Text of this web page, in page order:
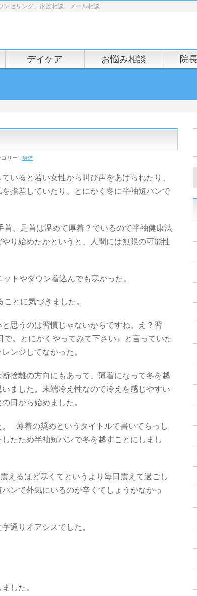
セリング、家族相談、メール相談
デイケア お悩み相談 院
ゴリー : 身体
いると若い女性から叫び声をあげられたり、
指差していたり、とにかく冬に半袖短パンで
、足首は温めて厚着？でいるので半袖健康法
り始めたかというと、人間には無限の可能性
トやダウン着込んでも寒かった。
とに気づきました。
思うのは習慣じゃないからですね。え？習
。とにかくやってみて下さい』と言っていた
レンジしてなかった。
捨離の方向にもあって、薄着になって冬を越
ました。末端冷え性なので冷えを感じやすい
日から始めました。
薄着の奨めというタイトルで書いてらっし
たため半袖短パンで冬を越すことにしまし
えるほど寒くてというより毎日震えて過ごし
ンで外気にいるのが辛くてしょうがなかっ
通りオアシスでした。
した。